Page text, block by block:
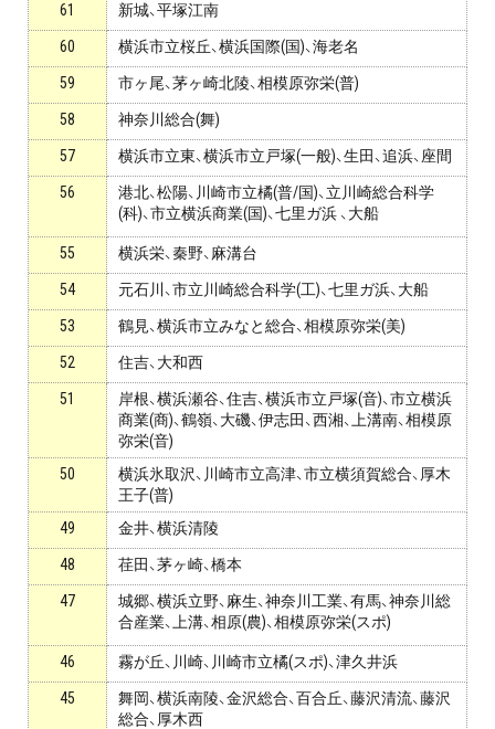
プロ教師が届ける
公式LINE＠
0120-11-3967
受付:9:30～21:30(定休:日曜・祝日)
お問い合わせ・資料請求
無料体験授業とは
61 新城、平塚江南
60 横浜市立桜丘、横浜国際(国)、海老名
59 市ヶ尾、茅ヶ崎北陵、相模原弥栄(普)
58 神奈川総合(舞)
57 横浜市立東、横浜市立戸塚(一般)、生田、追浜、座間
56
港北、松陽、川崎市立橘(普/国)、立川崎総合科学
(科)、市立横浜商業(国)、七里ガ浜 、大船
55 横浜栄、秦野、麻溝台
54 元石川、市立川崎総合科学(工)、七里ガ浜、大船
53 鶴見、横浜市立みなと総合、相模原弥栄(美)
52 住吉、大和西
51
岸根、横浜瀬谷、住吉、横浜市立戸塚(音)、市立横浜
商業(商)、鶴嶺、大磯、伊志田、西湘、上溝南、相模原
弥栄(音)
50
横浜氷取沢、川崎市立高津、市立横須賀総合、厚木
王子(普)
49
金井、横浜清陵
48 荏田、茅ヶ崎、橋本
47
城郷、横浜立野、麻生、神奈川工業、有馬、神奈川総
合産業、上溝、相原(農)、相模原弥栄(スポ)
46 霧が丘、川崎、川崎市立橘(スポ)、津久井浜
45
舞岡、横浜南陵、金沢総合、百合丘、藤沢清流、藤沢
総合、厚木西